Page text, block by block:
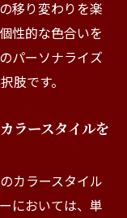
移り変わりを楽
性的な色合いを
パーソナライズ
肢です。
ラースタイルを
カラースタイル
においては、単